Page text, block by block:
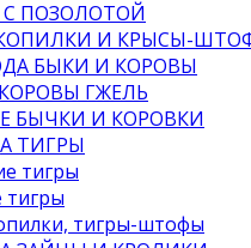
ПОЗОЛОТОЙ
И КРЫСЫ-
БЫКИ И КОРОВЫ
ГЖЕЛЬ
БЫЧКИ И КОРОВКИ
ТИГРЫ
тигры
тигры-штофы